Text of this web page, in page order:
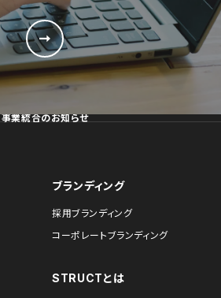
事業統合のお知らせ
ブランディング
採用ブランディング
コーポレートブランディング
STRUCTとは